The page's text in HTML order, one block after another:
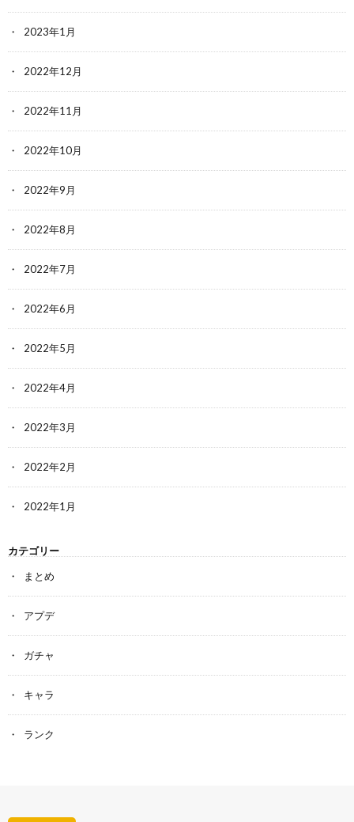
2023年1月
2022年12月
2022年11月
2022年10月
2022年9月
2022年8月
2022年7月
2022年6月
2022年5月
2022年4月
2022年3月
2022年2月
2022年1月
カテゴリー
まとめ
アプデ
ガチャ
キャラ
ランク